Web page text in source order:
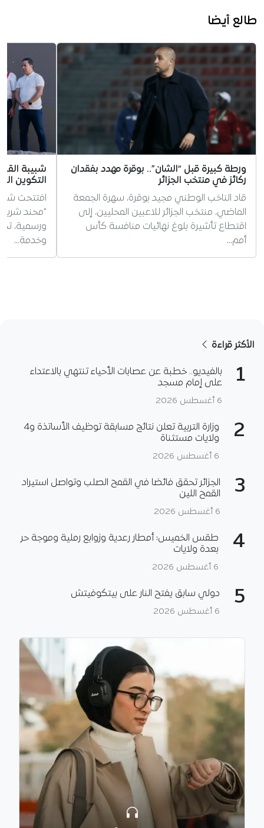
طالع أيضا
ورطة كبيرة قبل “الشان”.. بوقرة مهدد بفقدان
ركائز في منتخب الجزائر
قاد الناخب الوطني مجيد بوقرة، سهرة الجمعة
الماضي، منتخب الجزائر للاعبين المحليين، إلى
اقتطاع تأشيرة بلوغ نهائيات منافسة كأس
أمم…
شبيبة
التكوين
افتتحت
"محند
ورسمية،
وخدمة…
الأكثر قراءة
1
بالفيديو.. خطبة عن عصابات الأحياء تنتهي بالاعتداء
على إمام مسجد
6 أغسطس 2026
2
وزارة التربية تعلن نتائج مسابقة توظيف الأساتذة و4
ولايات مستثناة
6 أغسطس 2026
3
الجزائر تحقق فائضا في القمح الصلب وتواصل استيراد
القمح اللين
6 أغسطس 2026
4
طقس الخميس: أمطار رعدية وزوابع رملية وموجة حر
بعدة ولايات
6 أغسطس 2026
5 دولي سابق يفتح النار على بيتكوفيتش
6 أغسطس 2026